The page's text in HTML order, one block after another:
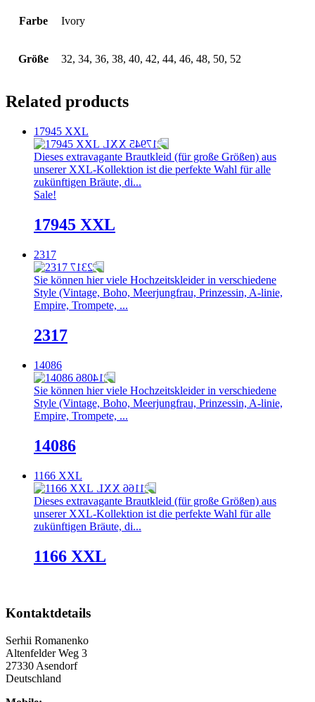
Farbe Ivory
Größe 32, 34, 36, 38, 40, 42, 44, 46, 48, 50, 52
Related products
17945 XXL
Dieses extravagante Brautkleid (für große Größen) aus
unserer XXL-Kollektion ist die perfekte Wahl für alle
zukünftigen Bräute, di...
Sale!
17945 XXL
2317
Sie können hier viele Hochzeitskleider in verschiedene
Style (Vintage, Boho, Meerjungfrau, Prinzessin, A-linie,
Empire, Trompete, ...
2317
14086
Sie können hier viele Hochzeitskleider in verschiedene
Style (Vintage, Boho, Meerjungfrau, Prinzessin, A-linie,
Empire, Trompete, ...
14086
1166 XXL
Dieses extravagante Brautkleid (für große Größen) aus
unserer XXL-Kollektion ist die perfekte Wahl für alle
zukünftigen Bräute, di...
1166 XXL
Kontaktdetails
Serhii Romanenko
Altenfelder Weg 3
27330 Asendorf
Deutschland